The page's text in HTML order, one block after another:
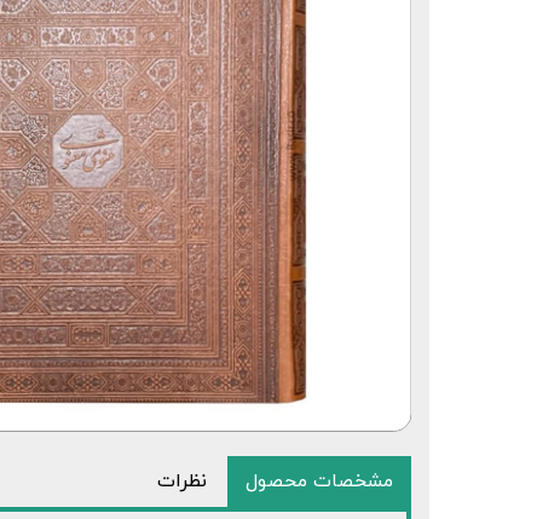
مشخصات محصول نظرات